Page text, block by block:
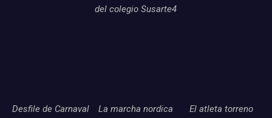
del colegio Susarte4
Desfile de Carnaval
La marcha nordica
El atleta torreno